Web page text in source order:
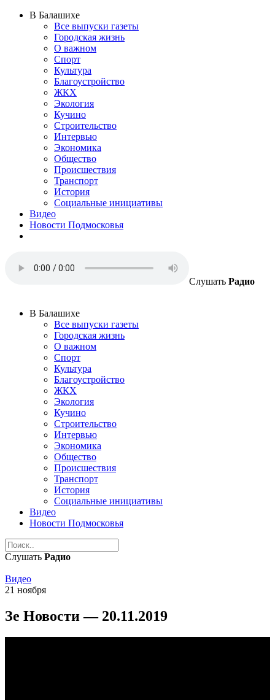
В Балашихе
Все выпуски газеты
Городская жизнь
О важном
Спорт
Культура
Благоустройство
ЖКХ
Экология
Кучино
Строительство
Интервью
Экономика
Общество
Происшествия
Транспорт
История
Социальные инициативы
Видео
Новости Подмосковья
Слушать Радио
В Балашихе
Все выпуски газеты
Городская жизнь
О важном
Спорт
Культура
Благоустройство
ЖКХ
Экология
Кучино
Строительство
Интервью
Экономика
Общество
Происшествия
Транспорт
История
Социальные инициативы
Видео
Новости Подмосковья
Слушать Радио
Видео
21 ноября
Зе Новости — 20.11.2019